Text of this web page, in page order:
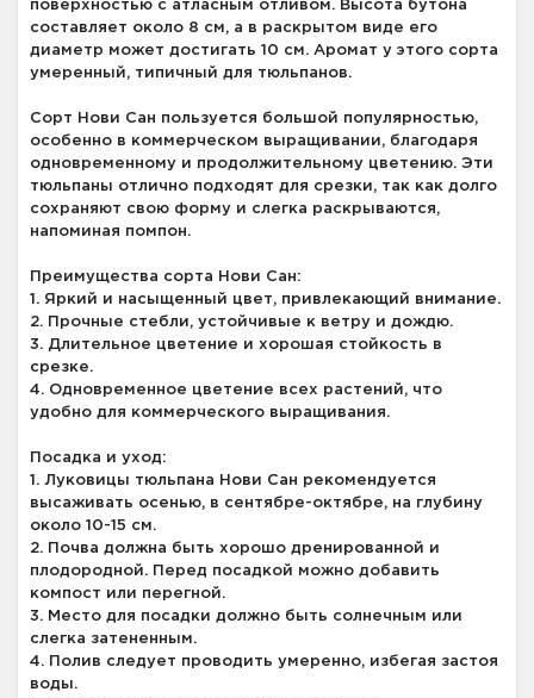
поверхностью с атласным отливом. Высота бутона
составляет около 8 см, а в раскрытом виде его
диаметр может достигать 10 см. Аромат у этого сорта
умеренный, типичный для тюльпанов.
Сорт Нови Сан пользуется большой популярностью,
особенно в коммерческом выращивании, благодаря
одновременному и продолжительному цветению. Эти
тюльпаны отлично подходят для срезки, так как долго
сохраняют свою форму и слегка раскрываются,
напоминая помпон.
Преимущества сорта Нови Сан:
1. Яркий и насыщенный цвет, привлекающий внимание.
2. Прочные стебли, устойчивые к ветру и дождю.
3. Длительное цветение и хорошая стойкость в
срезке.
4. Одновременное цветение всех растений, что
удобно для коммерческого выращивания.
Посадка и уход:
1. Луковицы тюльпана Нови Сан рекомендуется
высаживать осенью, в сентябре-октябре, на глубину
около 10-15 см.
2. Почва должна быть хорошо дренированной и
плодородной. Перед посадкой можно добавить
компост или перегной.
3. Место для посадки должно быть солнечным или
слегка затененным.
4. Полив следует проводить умеренно, избегая застоя
воды.